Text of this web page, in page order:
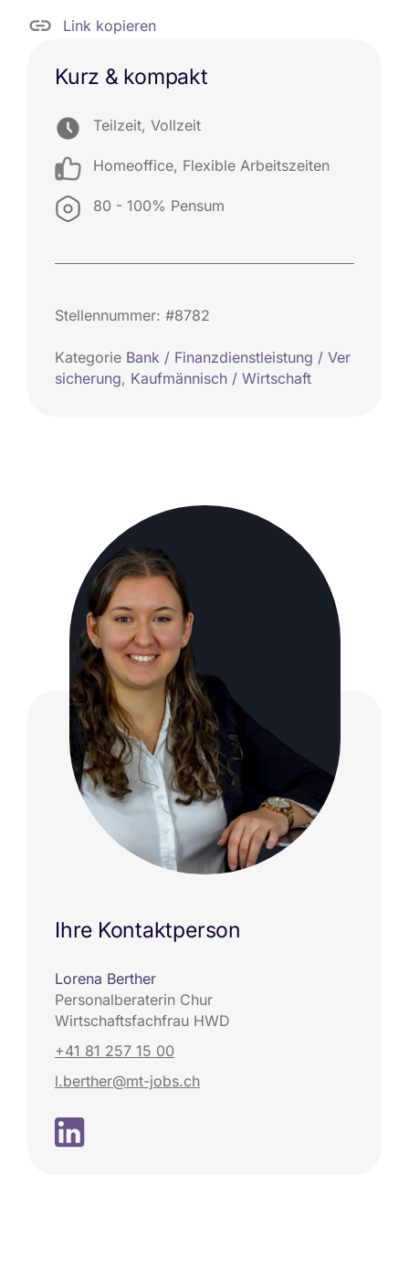
Kurz & kompakt
Teilzeit, Vollzeit
Homeoffice, Flexible Arbeitszeiten
80 - 100% Pensum
Stellennummer: #8782
Kategorie Bank / Finanzdienstleistung / Ver
sicherung, Kaufmännisch / Wirtschaft
Ihre Kontaktperson
Lorena Berther
Personalberaterin Chur
Wirtschaftsfachfrau HWD
+41 81 257 15 00
l.berther@mt-jobs.ch
Link kopieren